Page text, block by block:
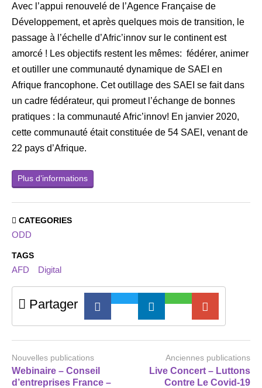
Avec l’appui renouvelé de l’Agence Française de
Développement, et après quelques mois de transition, le
passage à l’échelle d’Afric’innov sur le continent est
amorcé ! Les objectifs restent les mêmes: fédérer, animer
et outiller une communauté dynamique de SAEI en
Afrique francophone. Cet outillage des SAEI se fait dans
un cadre fédérateur, qui promeut l’échange de bonnes
pratiques : la communauté Afric’innov! En janvier 2020,
cette communauté était constituée de 54 SAEI, venant de
22 pays d’Afrique.
Plus d’informations
CATEGORIES
ODD
TAGS
AFD Digital
Partager
Nouvelles publications
Webinaire – Conseil
d’entreprises France –
Anciennes publications
Live Concert – Luttons
Contre Le Covid-19